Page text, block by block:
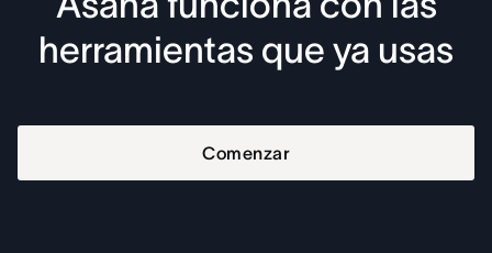
herramientas que ya usas
Comenzar